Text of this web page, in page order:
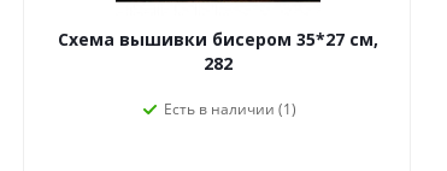
Схема вышивки бисером 35*27 см,
282
Есть в наличии (1)